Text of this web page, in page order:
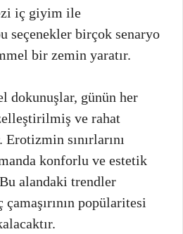
iç giyim ile
seçenekler birçok senaryo
bir zemin yaratır.
dokunuşlar, günün her
ve rahat
sınırlarını
konforlu ve estetik
alandaki trendler
popülaritesi